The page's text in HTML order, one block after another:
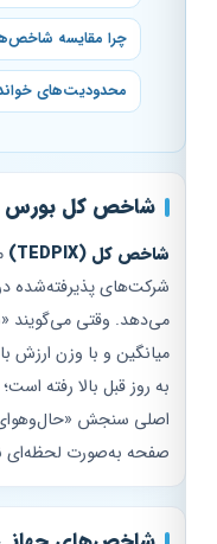
چرا مقایسه شاخص‌ها
محدودیت‌های
شاخص کل بورس
شاخص کل (TEDPIX)
شرکت‌های پذیرفته‌شده در
می‌دهد. وقتی می‌گویند
میانگین و با وزن ارزش
به روز قبل بالا رفته است؛
اصلی سنجش «حال‌وهوای
صفحه به‌صورت لحظه‌ای